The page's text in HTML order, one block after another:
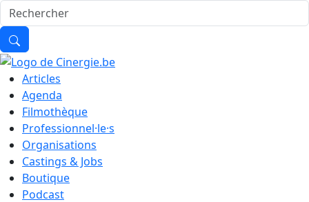
Articles
Agenda
Filmothèque
Professionnel·le·s
Organisations
Castings & Jobs
Boutique
Podcast